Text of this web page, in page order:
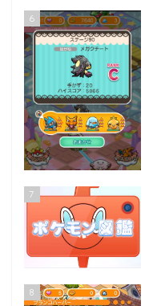
6
7
8